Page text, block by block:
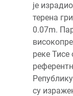
је
терена
0.07m.
реке
су